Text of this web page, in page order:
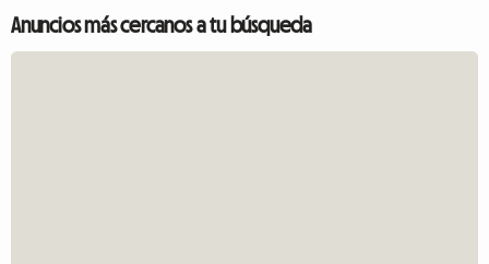
Anuncios más cercanos a tu búsqueda